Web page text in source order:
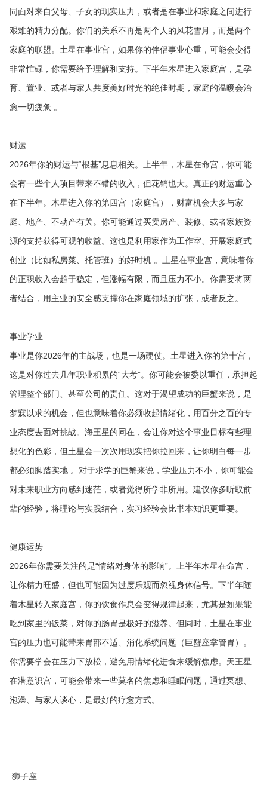
同面对来自父母、子女的现实压力，或者是在事业和家庭之间进行
艰难的精力分配。你们的关系不再是两个人的风花雪月，而是两个
家庭的联盟。土星在事业宫，如果你的伴侣事业心重，可能会变得
非常忙碌，你需要给予理解和支持。下半年木星进入家庭宫，是孕
育、置业、或者与家人共度美好时光的绝佳时期，家庭的温暖会治
愈一切疲惫 。
财运
2026年你的财运与“根基”息息相关。上半年，木星在命宫，你可能
会有一些个人项目带来不错的收入，但花销也大。真正的财运重心
在下半年。木星进入你的第四宫（家庭宫），财富机会大多与家
庭、地产、不动产有关。你可能通过买卖房产、装修、或者家族资
源的支持获得可观的收益。这也是利用家作为工作室、开展家庭式
创业（比如私房菜、托管班）的好时机 。土星在事业宫，意味着你
的正职收入会趋于稳定，但涨幅有限，而且压力不小。你需要将两
者结合，用主业的安全感支撑你在家庭领域的扩张，或者反之。
事业学业
事业是你2026年的主战场，也是一场硬仗。土星进入你的第十宫，
这是对你过去几年职业积累的“大考”。你可能会被委以重任，承担起
管理整个部门、甚至公司的责任。这对于渴望成功的巨蟹来说，是
梦寐以求的机会，但也意味着你必须收起情绪化，用百分之百的专
业态度去面对挑战。海王星的同在，会让你对这个事业目标有些理
想化的色彩，但土星会一次次用现实把你拉回来，让你明白每一步
都必须脚踏实地 。对于求学的巨蟹来说，学业压力不小，你可能会
对未来职业方向感到迷茫，或者觉得所学非所用。建议你多听取前
辈的经验，将理论与实践结合，实习经验会比书本知识更重要。
健康运势
2026年你需要关注的是“情绪对身体的影响”。上半年木星在命宫，
让你精力旺盛，但也可能因为过度乐观而忽视身体信号。下半年随
着木星转入家庭宫，你的饮食作息会变得规律起来，尤其是如果能
吃到家里的饭菜，对你的肠胃是极好的滋养。但同时，土星在事业
宫的压力也可能带来胃部不适、消化系统问题（巨蟹座掌管胃）。
你需要学会在压力下放松，避免用情绪化进食来缓解焦虑。天王星
在潜意识宫，可能会带来一些莫名的焦虑和睡眠问题，通过冥想、
泡澡、与家人谈心，是最好的疗愈方式。
狮子座